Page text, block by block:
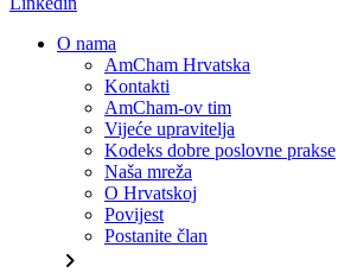
O nama
AmCham Hrvatska
Kontakti
AmCham-ov tim
Vijeće upravitelja
Kodeks dobre poslovne prakse
Naša mreža
O Hrvatskoj
Povijest
Postanite član
chevron_right